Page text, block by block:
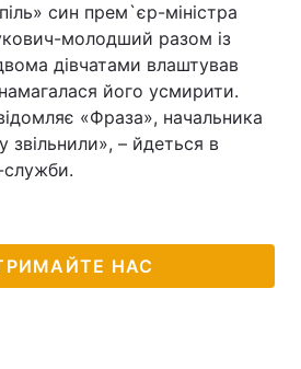
син прем`єр-міністра
молодший разом із
дівчатами влаштував
його усмирити.
«Фраза», начальника
звільнили», – йдеться в
служби.
НАС